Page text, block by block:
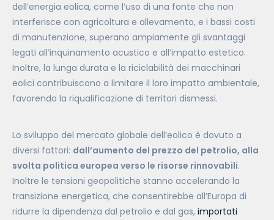
dell’energia eolica, come l’uso di una fonte che non
interferisce con agricoltura e allevamento, e i bassi costi
di manutenzione, superano ampiamente gli svantaggi
legati all’inquinamento acustico e all’impatto estetico.
Inoltre, la lunga durata e la riciclabilità dei macchinari
eolici contribuiscono a limitare il loro impatto ambientale,
favorendo la riqualificazione di territori dismessi.
Lo sviluppo del mercato globale dell’eolico è dovuto a
diversi fattori: dall’aumento del prezzo del petrolio, alla
svolta politica europea verso le risorse rinnovabili.
Inoltre le tensioni geopolitiche stanno accelerando la
transizione energetica, che consentirebbe all’Europa di
ridurre la dipendenza dal petrolio e dal gas, importati